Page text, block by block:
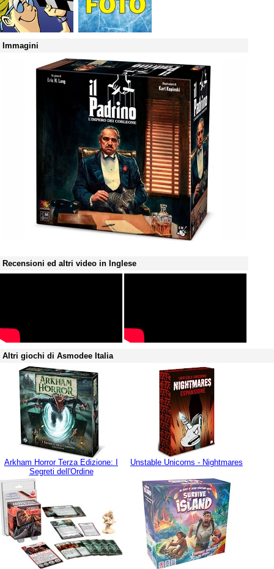
Immagini
Recensioni ed altri video in Inglese
Altri giochi di Asmodee Italia
Arkham Horror Terza Edizione: I
Segreti dell'Ordine
Unstable Unicorns - Nightmares